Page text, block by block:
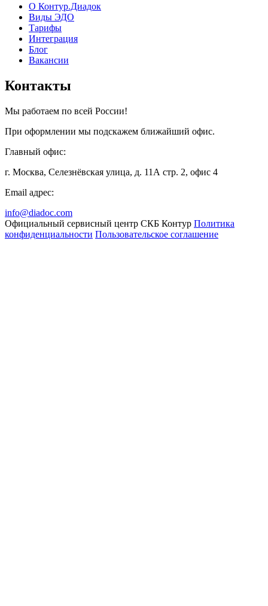
О Контур.Диадок
Виды ЭДО
Тарифы
Интеграция
Блог
Вакансии
Контакты
Мы работаем по всей России!
При оформлении мы подскажем ближайший офис.
Главный офис:
г. Москва, Селезнёвская улица, д. 11А стр. 2, офис 4
Email адрес:
info@diadoc.com
Официальный сервисный центр СКБ Контур Политика
конфиденциальности Пользовательское соглашение